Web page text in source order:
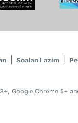
Soalan Lazim
Google Chrome 5+